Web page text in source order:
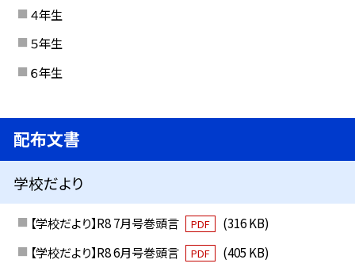
４年生
５年生
６年生
配布文書
学校だより
【学校だより】R8 7月号巻頭言 PDF
(316 KB)
【学校だより】R8 6月号巻頭言
PDF (405 KB)